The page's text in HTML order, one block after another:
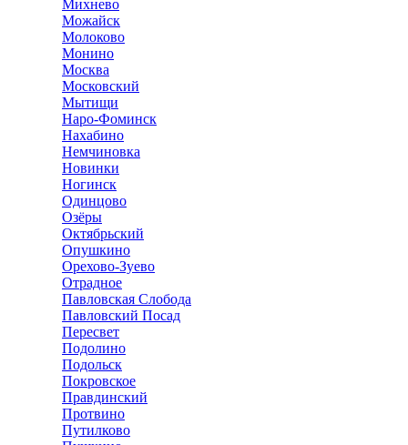
Михнево
Можайск
Молоково
Монино
Москва
Московский
Мытищи
Наро-Фоминск
Нахабино
Немчиновка
Новинки
Ногинск
Одинцово
Озёры
Октябрьский
Опушкино
Орехово-Зуево
Отрадное
Павловская Слобода
Павловский Посад
Пересвет
Подолино
Подольск
Покровское
Правдинский
Протвино
Путилково